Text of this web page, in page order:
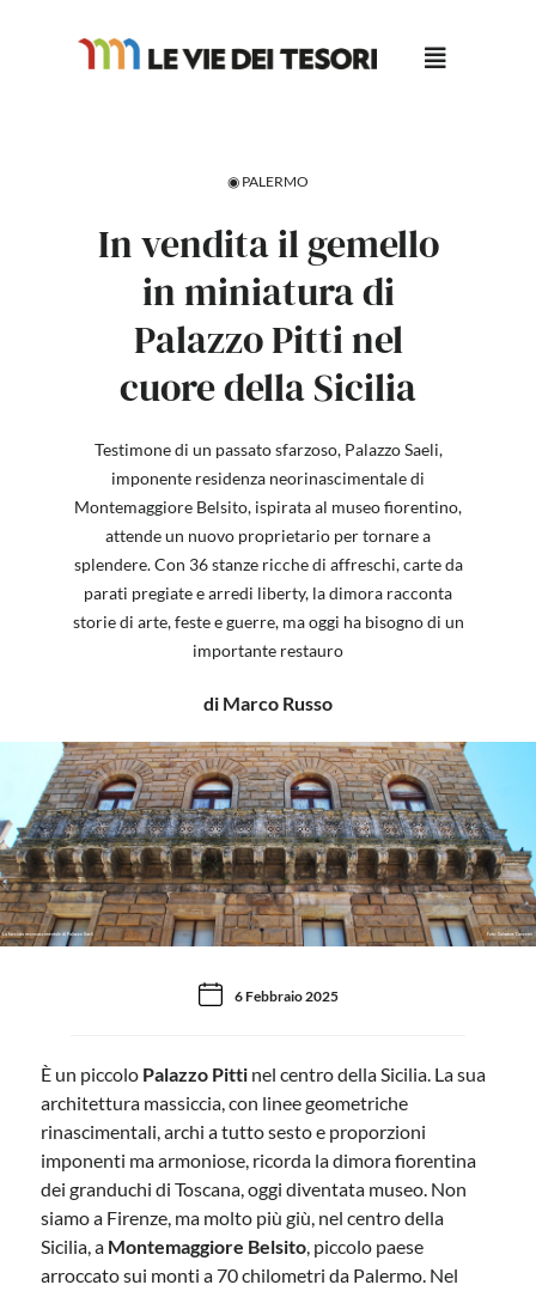
◉ PALERMO
In vendita il gemello
in miniatura di
Palazzo Pitti nel
cuore della Sicilia
Testimone di un passato sfarzoso, Palazzo Saeli,
imponente residenza neorinascimentale di
Montemaggiore Belsito, ispirata al museo fiorentino,
attende un nuovo proprietario per tornare a
splendere. Con 36 stanze ricche di affreschi, carte da
parati pregiate e arredi liberty, la dimora racconta
storie di arte, feste e guerre, ma oggi ha bisogno di un
importante restauro
di Marco Russo
La facciata neorinascimentale di Palazzo Saeli Foto: Salvatore Cancemi
6 Febbraio 2025
È un piccolo Palazzo Pitti nel centro della Sicilia. La sua
architettura massiccia, con linee geometriche
rinascimentali, archi a tutto sesto e proporzioni
imponenti ma armoniose, ricorda la dimora fiorentina
dei granduchi di Toscana, oggi diventata museo. Non
siamo a Firenze, ma molto più giù, nel centro della
Sicilia, a Montemaggiore Belsito, piccolo paese
arroccato sui monti a 70 chilometri da Palermo. Nel